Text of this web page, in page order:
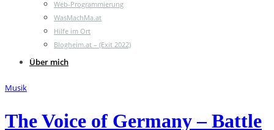
Web-Programmierung
WasMachMa.at
Hilfe im Ort
Blogheim.at – (Exit 2022)
Über mich
Musik
The Voice of Germany – Battle